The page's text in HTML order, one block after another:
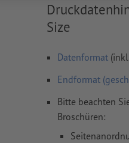
Size
Datenformat
Endformat
Bitte beachten
Broschüren: